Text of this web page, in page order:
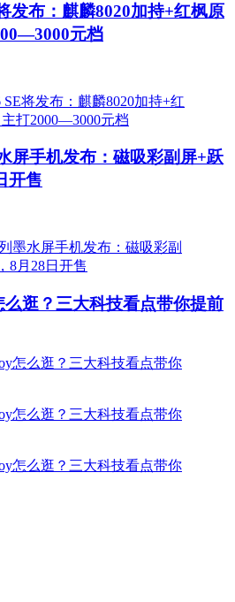
发布：麒麟8020加持+红枫原
元档
屏手机发布：磁吸彩副屏+跃
开售
逛？三大科技看点带你提前